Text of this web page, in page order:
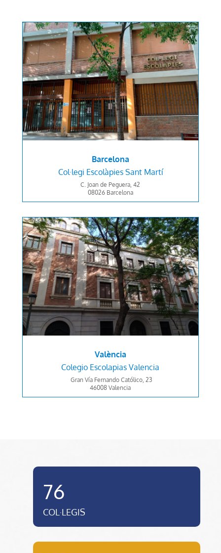
Barcelona
Col·legi Escolàpies Sant Martí
C. Joan de Peguera, 42
08026Barcelona
València
Colegio Escolapias Valencia
Gran Vía Fernando Católico, 23
46008 Valencia
76
COL·LEGIS